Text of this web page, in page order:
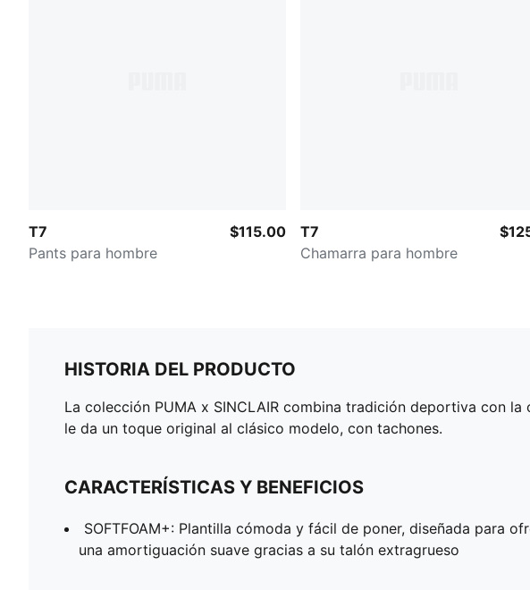
T7
Pants para hombre
$115.00
T7
Chamarra para hombre
HISTORIA DEL PRODUCTO
La colección PUMA x SINCLAIR combina tradición deportiva con
le da un toque original al clásico modelo, con tachones.
CARACTERÍSTICAS Y BENEFICIOS
SOFTFOAM+: Plantilla cómoda y fácil de poner, diseñada para
una amortiguación suave gracias a su talón extragrueso